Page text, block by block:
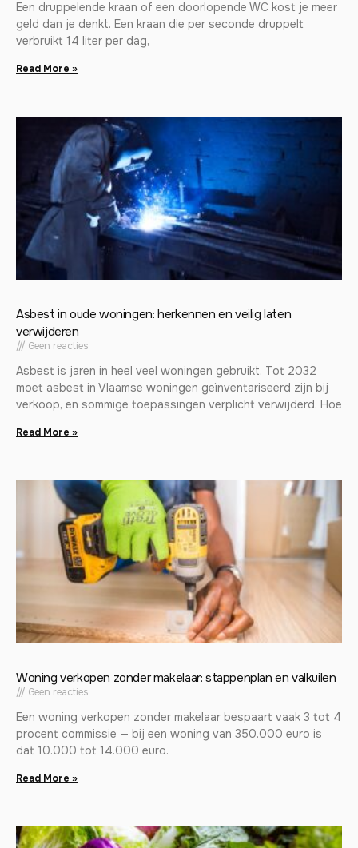
Een druppelende kraan of een doorlopende WC kost je meer
geld dan je denkt. Een kraan die per seconde druppelt
verbruikt 14 liter per dag,
Read More »
Asbest in oude woningen: herkennen en veilig laten
verwijderen
Geen reacties
Asbest is jaren in heel veel woningen gebruikt. Tot 2032
moet asbest in Vlaamse woningen geïnventariseerd zijn bij
verkoop, en sommige toepassingen verplicht verwijderd. Hoe
Read More »
Woning verkopen zonder makelaar: stappenplan en valkuilen
Geen reacties
Een woning verkopen zonder makelaar bespaart vaak 3 tot 4
procent commissie — bij een woning van 350.000 euro is
dat 10.000 tot 14.000 euro.
Read More »